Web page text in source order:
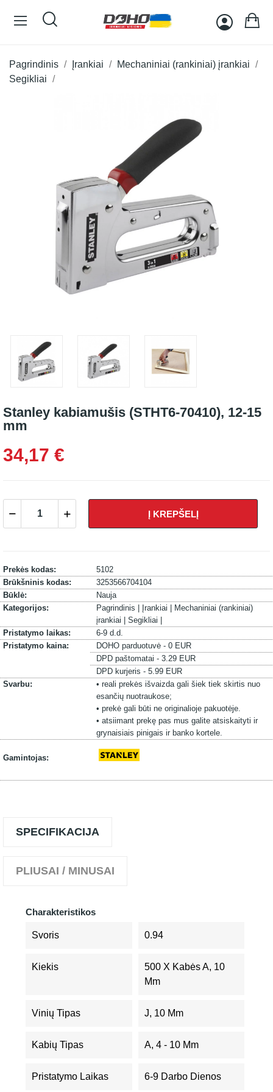
Pagrindinis Įrankiai
Mechaniniai (rankiniai) įrankiai
Segikliai
Stanley kabiamušis (STHT6-70410), 12-15
mm
34,17 €
Į KREPŠELĮ
Prekės kodas:
5102
Brūkšninis kodas:
3253566704104
Būklė:
Nauja
Kategorijos:
Pagrindinis | Įrankiai |
Mechaniniai (rankiniai)
įrankiai | Segikliai |
Pristatymo laikas:
6-9 d.d.
Pristatymo kaina:
DOHO parduotuvė - 0 EUR
DPD paštomatai - 3.29 EUR
DPD kurjeris - 5.99 EUR
Svarbu:
• reali prekės išvaizda gali šiek tiek skirtis nuo
esančių nuotraukose;
• prekė gali būti ne originalioje pakuotėje.
• atsiimant prekę pas mus galite atsiskaityti ir
grynaisiais pinigais ir banko kortele.
Gamintojas:
SPECIFIKACIJA
PLIUSAI / MINUSAI
Charakteristikos
Svoris 0.94
Kiekis
500 X Kabės A, 10
Mm
Vinių Tipas J, 10 Mm
Kabių Tipas A, 4 - 10 Mm
Pristatymo Laikas 6-9 Darbo Dienos